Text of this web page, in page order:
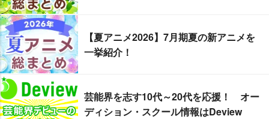
【夏アニメ2026】7月期夏の新アニメを
一挙紹介！
芸能界を志す10代～20代を応援！ オー
ディション・スクール情報はDeview